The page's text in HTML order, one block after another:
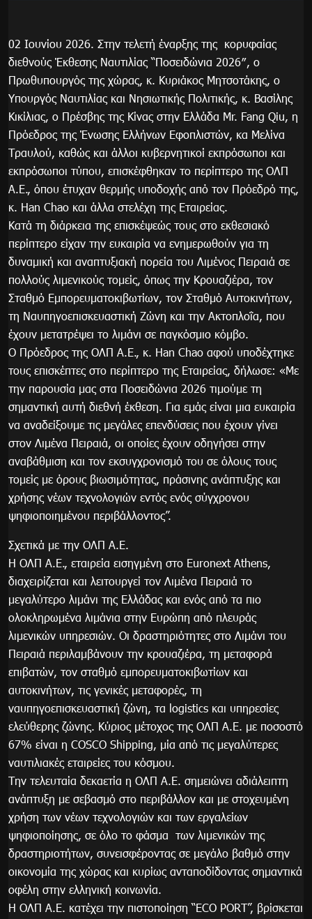
02 Ιουνίου 2026. Στην τελετή έναρξης της κορυφαίας
διεθνούς Έκθεσης Ναυτιλίας “Ποσειδώνια 2026″, ο
Πρωθυπουργός της χώρας, κ. Κυριάκος Μητσοτάκης, ο
Υπουργός Ναυτιλίας και Νησιωτικής Πολιτικής, κ. Βασίλης
Κικίλιας, ο Πρέσβης της Κίνας στην Ελλάδα Mr. Fang Qiu, η
Πρόεδρος της Ένωσης Ελλήνων Εφοπλιστών, κα Μελίνα
Τραυλού, καθώς και άλλοι κυβερνητικοί εκπρόσωποι και
εκπρόσωποι τύπου, επισκέφθηκαν το περίπτερο της ΟΛΠ
Α.Ε., όπου έτυχαν θερμής υποδοχής από τον Πρόεδρό της,
κ. Han Chao και άλλα στελέχη της Εταιρείας.
Κατά τη διάρκεια της επισκέψεώς τους στο εκθεσιακό
περίπτερο είχαν την ευκαιρία να ενημερωθούν για τη
δυναμική και αναπτυξιακή πορεία του Λιμένος Πειραιά σε
πολλούς λιμενικούς τομείς, όπως την Κρουαζιέρα, τον
Σταθμό Εμπορευματοκιβωτίων, τον Σταθμό Αυτοκινήτων,
τη Ναυπηγοεπισκευαστική Ζώνη και την Ακτοπλοΐα, που
έχουν μετατρέψει το λιμάνι σε παγκόσμιο κόμβο.
Ο Πρόεδρος της ΟΛΠ Α.Ε., κ. Han Chao αφού υποδέχτηκε
τους επισκέπτες στο περίπτερο της Εταιρείας, δήλωσε: «Με
την παρουσία μας στα Ποσειδώνια 2026 τιμούμε τη
σημαντική αυτή διεθνή έκθεση. Για εμάς είναι μια ευκαιρία
να αναδείξουμε τις μεγάλες επενδύσεις που έχουν γίνει
στον Λιμένα Πειραιά, οι οποίες έχουν οδηγήσει στην
αναβάθμιση και τον εκσυγχρονισμό του σε όλους τους
τομείς με όρους βιωσιμότητας, πράσινης ανάπτυξης και
χρήσης νέων τεχνολογιών εντός ενός σύγχρονου
ψηφιοποιημένου περιβάλλοντος”.
Σχετικά με την ΟΛΠ Α.Ε.
Η ΟΛΠ Α.Ε., εταιρεία εισηγμένη στο Euronext Athens,
διαχειρίζεται και λειτουργεί τον Λιμένα Πειραιά το
μεγαλύτερο λιμάνι της Ελλάδας και ενός από τα πιο
ολοκληρωμένα λιμάνια στην Ευρώπη από πλευράς
λιμενικών υπηρεσιών. Οι δραστηριότητες στο Λιμάνι του
Πειραιά περιλαμβάνουν την κρουαζιέρα, τη μεταφορά
επιβατών, τον σταθμό εμπορευματοκιβωτίων και
αυτοκινήτων, τις γενικές μεταφορές, τη
ναυπηγοεπισκευαστική ζώνη, τα logistics και υπηρεσίες
ελεύθερης ζώνης. Κύριος μέτοχος της ΟΛΠ Α.Ε. με ποσοστό
67% είναι η COSCO Shipping, μία από τις μεγαλύτερες
ναυτιλιακές εταιρείες του κόσμου.
Την τελευταία δεκαετία η ΟΛΠ Α.Ε. σημειώνει αδιάλειπτη
ανάπτυξη με σεβασμό στο περιβάλλον και με στοχευμένη
χρήση των νέων τεχνολογιών και των εργαλείων
ψηφιοποίησης, σε όλο το φάσμα των λιμενικών της
δραστηριοτήτων, συνεισφέροντας σε μεγάλο βαθμό στην
οικονομία της χώρας και κυρίως ανταποδίδοντας σημαντικά
οφέλη στην ελληνική κοινωνία.
Η ΟΛΠ Α.Ε. κατέχει την πιστοποίηση “ECO PORT”, βρίσκεται